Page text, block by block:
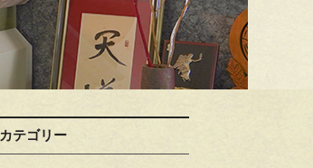
カテゴリー